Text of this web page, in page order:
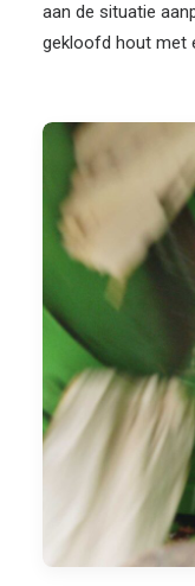
aan de situatie
gekloofd hout met